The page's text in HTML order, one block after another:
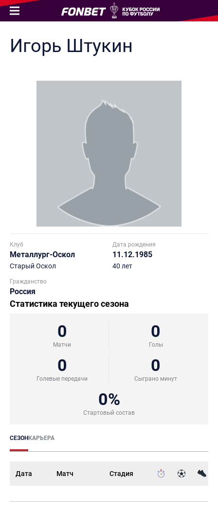
Игорь Штукин
Клуб
Металлург-Оскол
Старый Оскол
Дата рождения
11.12.1985
40 лет
Гражданство
Россия
Статистика текущего сезона
0
Матчи
0
Голы
0
Голевые передачи
0
Сыграно минут
0%
Стартовый состав
СЕЗОНКАРЬЕРА
Дата Матч Стадия